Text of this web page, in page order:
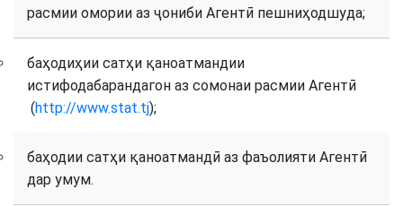
расмии омории аз ҷониби Агентӣ пешниҳодшуда;
баҳодиҳии сатҳи қаноатмандии
истифодабарандагон аз сомонаи расмии Агентӣ
(http://www.stat.tj);
баҳодии сатҳи қаноатмандӣ аз фаъолияти Агентӣ
дар умум.